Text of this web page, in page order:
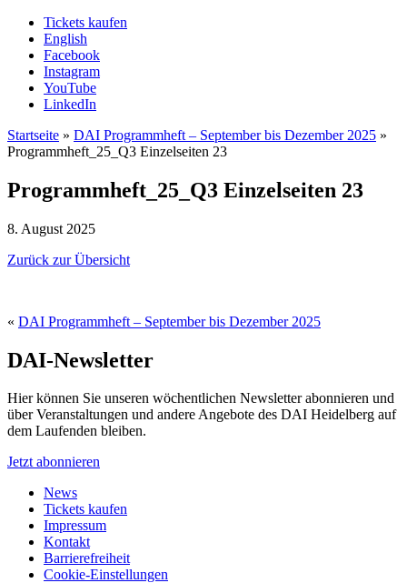
Tickets kaufen
English
Facebook
Instagram
YouTube
LinkedIn
Startseite » DAI Programmheft – September bis Dezember 2025 »
Programmheft_25_Q3 Einzelseiten 23
Programmheft_25_Q3 Einzelseiten 23
8. August 2025
Zurück zur Übersicht
« DAI Programmheft – September bis Dezember 2025
DAI-Newsletter
Hier können Sie unseren wöchentlichen Newsletter abonnieren und
über Veranstaltungen und andere Angebote des DAI Heidelberg auf
dem Laufenden bleiben.
Jetzt abonnieren
News
Tickets kaufen
Impressum
Kontakt
Barrierefreiheit
Cookie-Einstellungen